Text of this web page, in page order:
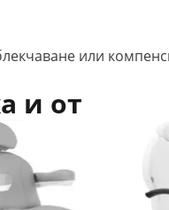
или
и от